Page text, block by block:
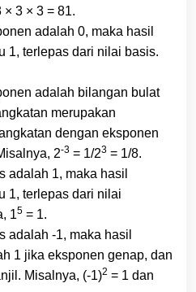
× 3 × 3 = 81.
adalah 0, maka hasil
1, terlepas dari nilai basis.
adalah bilangan bulat
merupakan
dengan eksponen
2-3 = 1/23 = 1/8.
adalah 1, maka hasil
1, terlepas dari nilai
15 = 1.
adalah -1, maka hasil
1 jika eksponen genap, dan
Misalnya, (-1)2 = 1 dan